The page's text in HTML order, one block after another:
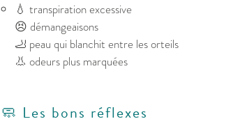
💧 transpiration excessive
😣 démangeaisons
🦶 peau qui blanchit entre les orteils
👃 odeurs plus marquées
🧼 Les bons réflexes